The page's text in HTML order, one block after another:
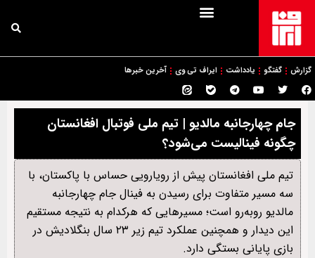
گزارش گفتگو یادداشت ایراف تی وی آخرین خبرها
جام چهارجانبه مالدیو | تیم ملی فوتبال افغانستان
چگونه فینالیست می‌شود؟
تیم ملی افغانستان پیش از رویارویی حساس با پاکستان، با
سه مسیر متفاوت برای رسیدن به فینال جام چهارجانبه
مالدیو روبه‌رو است؛ مسیرهایی که هرکدام به نتیجه مستقیم
این دیدار و همچنین عملکرد تیم زیر ۲۳ سال بنگلادیش در
بازی پایانی بستگی دارد.